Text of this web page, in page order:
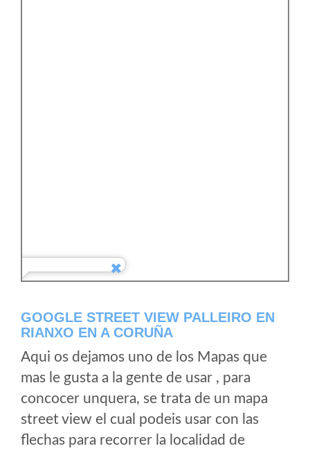
GOOGLE STREET VIEW PALLEIRO EN
RIANXO EN A CORUÑA
Aqui os dejamos uno de los Mapas que
mas le gusta a la gente de usar , para
concocer unquera, se trata de un mapa
street view el cual podeis usar con las
flechas para recorrer la localidad de